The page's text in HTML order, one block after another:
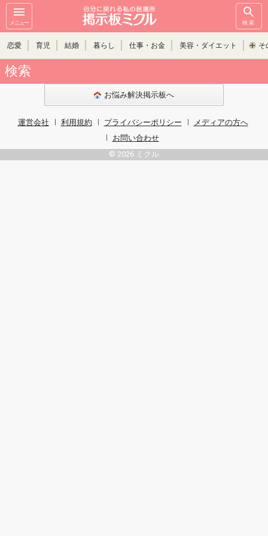
メニュー 検索
恋愛 育児 結婚 暮らし 仕事・お金 美容・ダイエット そ
検索
お悩み解決掲示板へ
運営会社 利用規約 プライバシーポリシー
メディアの方へ
お問い合わせ
© 2026 ミクル